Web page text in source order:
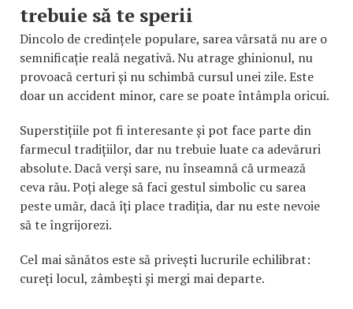
trebuie să te sperii
Dincolo de credințele populare, sarea vărsată nu are o
semnificație reală negativă. Nu atrage ghinionul, nu
provoacă certuri și nu schimbă cursul unei zile. Este
doar un accident minor, care se poate întâmpla oricui.
Superstițiile pot fi interesante și pot face parte din
farmecul tradițiilor, dar nu trebuie luate ca adevăruri
absolute. Dacă verși sare, nu înseamnă că urmează
ceva rău. Poți alege să faci gestul simbolic cu sarea
peste umăr, dacă îți place tradiția, dar nu este nevoie
să te îngrijorezi.
Cel mai sănătos este să privești lucrurile echilibrat:
cureți locul, zâmbești și mergi mai departe.